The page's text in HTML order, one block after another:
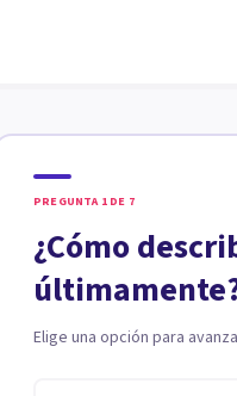
PREGUNTA 1 DE 7
¿Cómo
Elige una opción para